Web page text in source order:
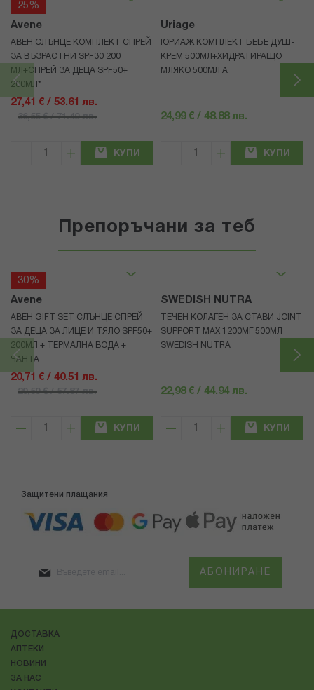
25%
Avene
АВЕН СЛЪНЦЕ КОМПЛЕКТ СПРЕЙ
ЗА ВЪЗРАСТНИ SPF30 200
МЛ+СПРЕЙ ЗА ДЕЦА SPF50+
200МЛ*
27,41 € / 53.61 лв.
36,55 € / 71.49 лв.
КУПИ
Uriage
ЮРИАЖ КОМПЛЕКТ БЕБЕ ДУШ-
КРЕМ 500МЛ+ХИДРАТИРАЩО
МЛЯКО 500МЛ A
24,99 € / 48.88 лв.
КУПИ
Препоръчани за теб
30%
Avene
АВЕН GIFT SET СЛЪНЦЕ СПРЕЙ
ЗА ДЕЦА ЗА ЛИЦЕ И ТЯЛО SPF50+
200МЛ + ТЕРМАЛНА ВОДА +
ЧАНТА
20,71 € / 40.51 лв.
29,59 € / 57.87 лв.
КУПИ
SWEDISH NUTRA
ТЕЧЕН КОЛАГЕН ЗА СТАВИ JOINT
SUPPORT MAX 1200МГ 500МЛ
SWEDISH NUTRA
22,98 € / 44.94 лв.
КУПИ
Защитени плащания
АБОНИРАНЕ
ДОСТАВКА
АПТЕКИ
НОВИНИ
ЗА НАС